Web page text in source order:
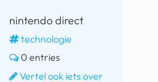
nintendo direct
technologie
0 entries
Vertel ook iets over